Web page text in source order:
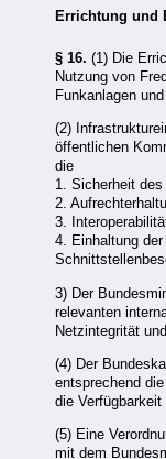
Errichtung und
§ 16. (1) Die
Nutzung von
Funkanlagen
(2)
öffentlichen
die
1. Sicherheit
2.
3.
4. Einhaltung
3) Der
relevanten
Netzintegrität
(4) Der
entsprechend
die
(5) Eine
mit dem